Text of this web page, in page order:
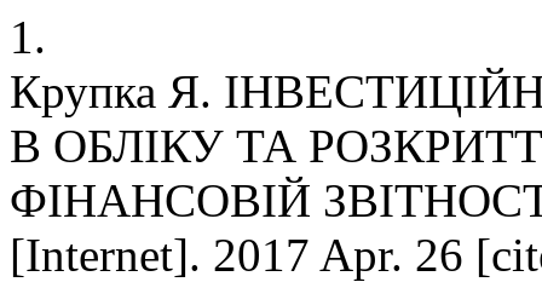
1.
Крупка Я.
В ОБЛІКУ ТА
ФІНАНСОВІЙ
[Internet]. 2017 Apr. 26